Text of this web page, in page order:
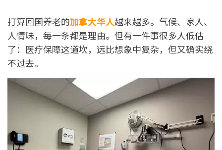
打算回国养老的加拿大华人越来越多。气候、家人、
人情味，每一条都是理由。但有一件事很多人低估
了：医疗保障这道坎，远比想象中复杂，但又确实绕
不过去。